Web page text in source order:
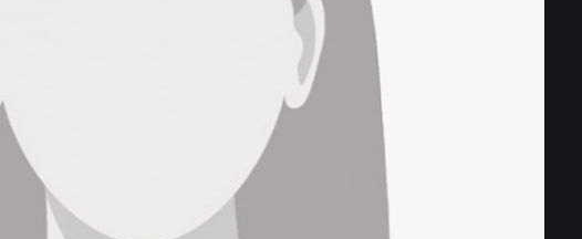
nulla pariatur. Excepteur sint occaecat cupidatat non proident, sunt in culpa qui
officia deserunt mollit anim id est laborum.
CUSTOMER